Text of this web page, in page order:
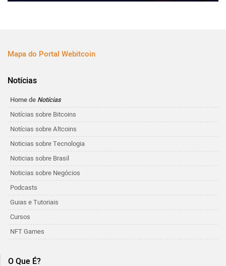
Mapa do Portal Webitcoin
Notícias
Home de Notícias
Notícias sobre Bitcoins
Notícias sobre Altcoins
Noticias sobre Tecnologia
Noticias sobre Brasil
Noticias sobre Negócios
Podcasts
Guias e Tutoriais
Cursos
NFT Games
O Que É?